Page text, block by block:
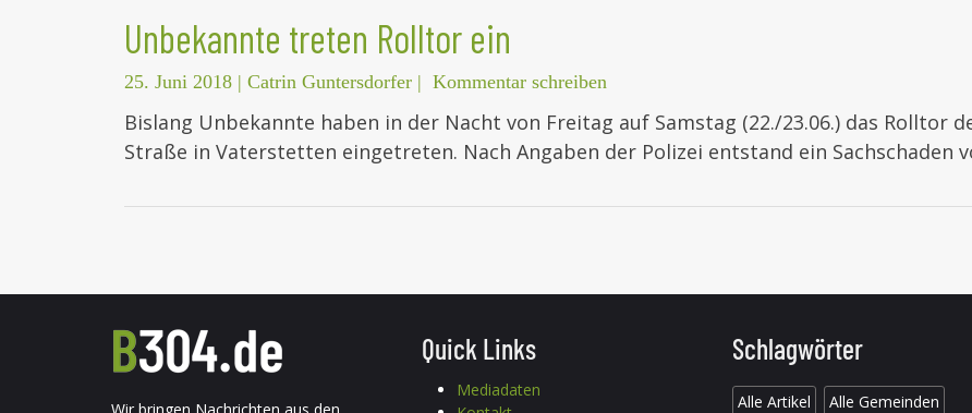
Unbekannte treten Rolltor ein
25. Juni 2018 | Catrin Guntersdorfer | Kommentar schreiben
Bislang Unbekannte haben in der Nacht von Freitag auf Samstag (22./23.06.) das Rolltor
Straße in Vaterstetten eingetreten. Nach Angaben der Polizei entstand ein Sachschaden
Quick Links
Mediadaten
Schlagwörter
Alle Artikel Alle Gemeinden